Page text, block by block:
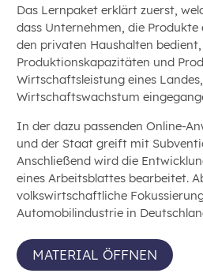
Das Lernpaket erklärt zuerst,
dass Unternehmen, die
den privaten Haushalten
Produktionskapazitäten und
Wirtschaftsleistung eines
Wirtschaftswachstum
In der dazu passenden Online-
und der Staat greift mit
Anschließend wird die
eines Arbeitsblattes bearbeitet.
volkswirtschaftliche
Automobilindustrie in
MATERIAL ÖFFNEN